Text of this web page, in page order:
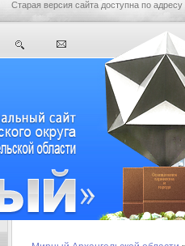
Старая версия сайта доступна по адресу